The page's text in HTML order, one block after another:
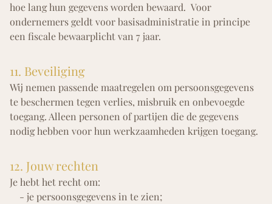
hoe lang hun gegevens worden bewaard. Voor
ondernemers geldt voor basisadministratie in principe
een fiscale bewaarplicht van 7 jaar.
11. Beveiliging
Wij nemen passende maatregelen om persoonsgegevens
te beschermen tegen verlies, misbruik en onbevoegde
toegang. Alleen personen of partijen die de gegevens
nodig hebben voor hun werkzaamheden krijgen toegang.
12. Jouw rechten
Je hebt het recht om:
- je persoonsgegevens in te zien;